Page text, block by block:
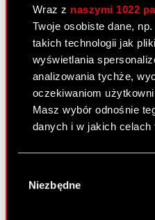
Wraz z naszymi 1022
Twoje osobiste dane,
takich technologii jak
wyświetlania
analizowania tychże,
oczekiwaniom
Masz wybór odnośnie
danych i w jakich celach
Gromadzić dane
lokalizacji
zgody
Niezbędne
nową kadencję
Raport bieżący
23 maja 2017
Temat: Powołanie
spółki na nową
dalej